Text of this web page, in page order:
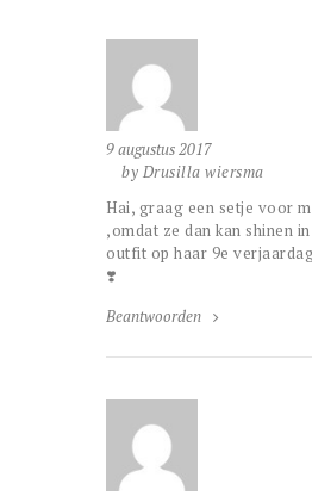
9 augustus 2017
by Drusilla wiersma
Hai, graag een setje voor
,omdat ze dan kan shinen
outfit op haar 9e
❣️
Beantwoorden